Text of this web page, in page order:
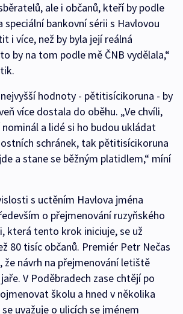
ale i občanů, kteří by podle
speciální bankovní sérii s Havlovou
i více, než by byla její reálná
by na tom podle mě ČNB vydělala,“
hodnoty - pětitisícikoruna - by
více dostala do oběhu. „Ve chvíli,
a lidé si ho budou ukládat
schránek, tak pětitisícikoruna
a stane se běžným platidlem,“ míní
s uctěním Havlova jména
o přejmenování ruzyňského
která tento krok iniciuje, se už
80 tisíc občanů. Premiér Petr Nečas
že návrh na přejmenování letiště
V Poděbradech zase chtějí po
školu a hned v několika
uvažuje o ulicích se jménem